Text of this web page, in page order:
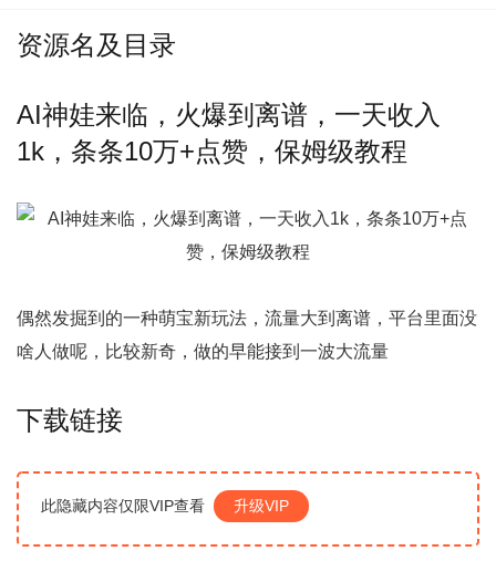
资源名及目录
AI神娃来临，火爆到离谱，一天收入
1k，条条10万+点赞，保姆级教程
偶然发掘到的一种萌宝新玩法，流量大到离谱，平台里面没
啥人做呢，比较新奇，做的早能接到一波大流量
下载链接
此隐藏内容仅限VIP查看 升级VIP